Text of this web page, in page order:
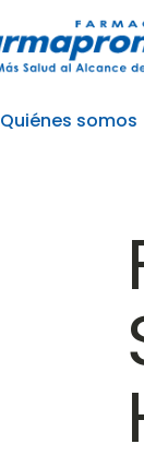
Quiénes somos